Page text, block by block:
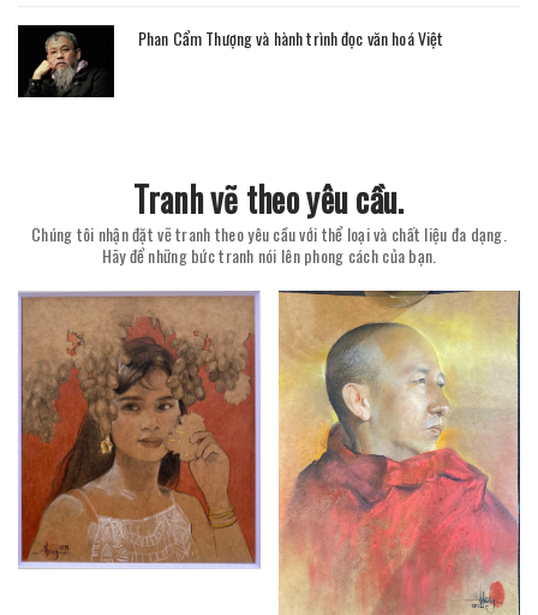
Phan Cẩm Thượng và hành trình đọc văn hoá Việt
Tranh vẽ theo yêu cầu.
Chúng tôi nhận đặt vẽ tranh theo yêu cầu với thể loại và chất liệu đa dạng.
Hãy để những bức tranh nói lên phong cách của bạn.